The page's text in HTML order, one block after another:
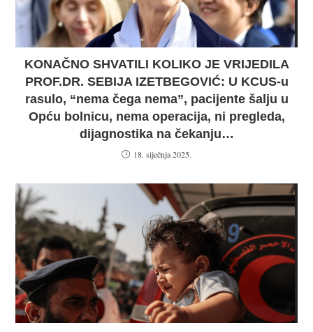
KONAČNO SHVATILI KOLIKO JE VRIJEDILA
PROF.DR. SEBIJA IZETBEGOVIĆ: U KCUS-u
rasulo, “nema čega nema”, pacijente šalju u
Opću bolnicu, nema operacija, ni pregleda,
dijagnostika na čekanju…
18. siječnja 2025.